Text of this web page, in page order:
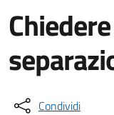
Condividi